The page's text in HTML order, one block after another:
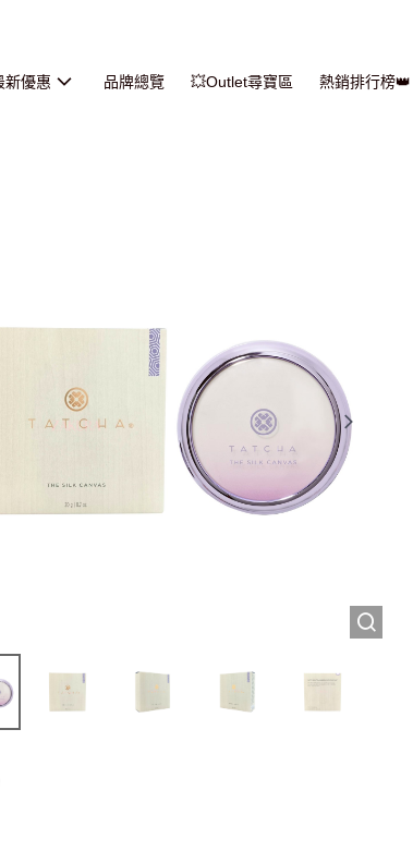
新優惠 品牌總覽 💥Outlet尋寶區 熱銷排行榜👑